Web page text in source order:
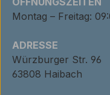
Montag – Freitag:
ADRESSE
Würzburger Str. 96
63808 Haibach